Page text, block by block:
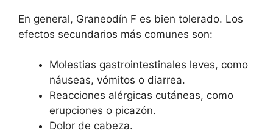
En general, Graneodín F es bien tolerado. Los
efectos secundarios más comunes son:
Molestias gastrointestinales leves, como
náuseas, vómitos o diarrea.
Reacciones alérgicas cutáneas, como
erupciones o picazón.
Dolor de cabeza.